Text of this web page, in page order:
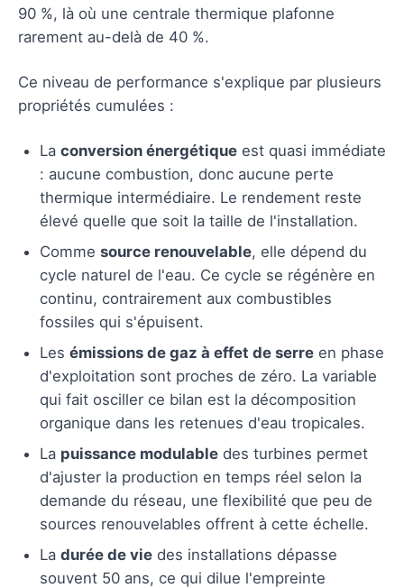
90 %, là où une centrale thermique plafonne
rarement au-delà de 40 %.
Ce niveau de performance s'explique par plusieurs
propriétés cumulées :
La conversion énergétique est quasi immédiate
: aucune combustion, donc aucune perte
thermique intermédiaire. Le rendement reste
élevé quelle que soit la taille de l'installation.
Comme source renouvelable, elle dépend du
cycle naturel de l'eau. Ce cycle se régénère en
continu, contrairement aux combustibles
fossiles qui s'épuisent.
Les émissions de gaz à effet de serre en phase
d'exploitation sont proches de zéro. La variable
qui fait osciller ce bilan est la décomposition
organique dans les retenues d'eau tropicales.
La puissance modulable des turbines permet
d'ajuster la production en temps réel selon la
demande du réseau, une flexibilité que peu de
sources renouvelables offrent à cette échelle.
La durée de vie des installations dépasse
souvent 50 ans, ce qui dilue l'empreinte